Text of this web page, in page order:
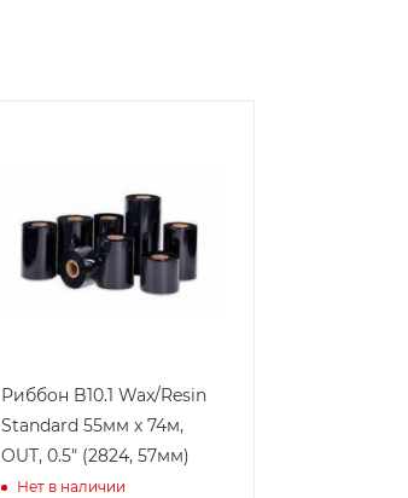
Риббон B10.1 Wax/Resin
Standard 55мм х 74м,
OUT, 0.5" (2824, 57мм)
Нет в наличии